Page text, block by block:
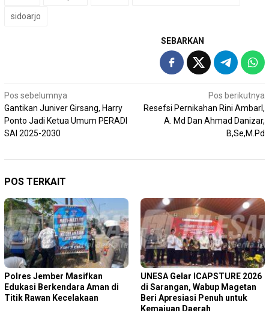
sidoarjo
SEBARKAN
Navigasi
pos
Pos sebelumnya
Gantikan Juniver Girsang, Harry
Ponto Jadi Ketua Umum PERADI
SAI 2025-2030
Pos berikutnya
Resefsi Pernikahan Rini AmbarI,
A. Md Dan Ahmad Danizar,
B,Se,M.Pd
POS TERKAIT
Polres Jember Masifkan
Edukasi Berkendara Aman di
Titik Rawan Kecelakaan
‎UNESA Gelar ICAPSTURE 2026
di Sarangan, Wabup Magetan
Beri Apresiasi Penuh untuk
Kemajuan Daerah